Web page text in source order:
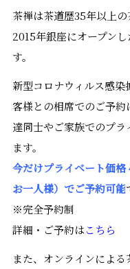
茶禅は茶道歴35年以上の
2015年銀座にオープン
す。
新型コロナウィルス感
客様との相席でのご予
達同士やご家族でのプ
ます。
今だけプライベート価
お一人様）でご予約可能
※完全予約制
詳細・ご予約はこちら
また、オンラインによる